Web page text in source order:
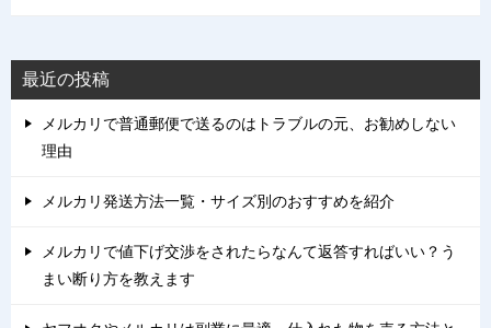
最近の投稿
メルカリで普通郵便で送るのはトラブルの元、お勧めしない
理由
メルカリ発送方法一覧・サイズ別のおすすめを紹介
メルカリで値下げ交渉をされたらなんて返答すればいい？う
まい断り方を教えます